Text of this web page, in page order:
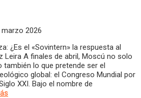
marzo 2026
¿Es el «Sovintern» la respuesta al
Leira ​A finales de abril, Moscú no solo
también lo que pretende ser el
global: el Congreso Mundial por
XXI. Bajo el nombre de